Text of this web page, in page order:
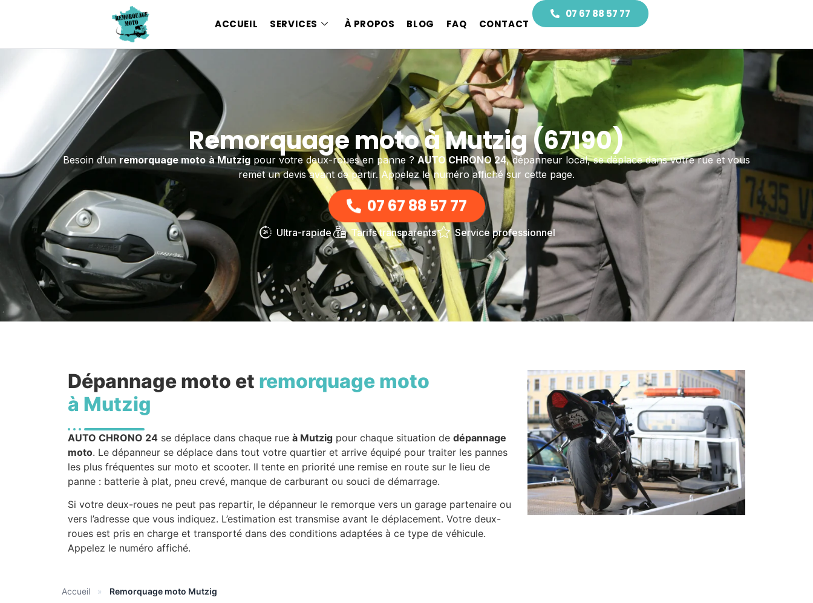
ACCUEIL SERVICES À PROPOS BLOG FAQ CONTACT
07 67 88 57 77
Remorquage moto à Mutzig (67190)
Besoin d’un remorquage moto à Mutzig pour votre deux-roues en panne ?AUTO CHRONO 24, dépanneur local, se déplace dans votre rue et vous
remet un devis avant de partir. Appelez le numéro affiché sur cette page.
07 67 88 57 77
Ultra-rapide Tarifs transparents Service professionnel
Dépannage moto et remorquage moto
à Mutzig
AUTO CHRONO 24 se déplace dans chaque rue à Mutzig pour chaque situation de dépannage
moto. Le dépanneur se déplace dans tout votre quartier et arrive équipé pour traiter les pannes
les plus fréquentes sur moto et scooter. Il tente en priorité une remise en route sur le lieu de
panne : batterie à plat, pneu crevé, manque de carburant ou souci de démarrage.
Si votre deux-roues ne peut pas repartir, le dépanneur le remorque vers un garage partenaire ou
vers l’adresse que vous indiquez. L’estimation est transmise avant le déplacement. Votre deux-
roues est pris en charge et transporté dans des conditions adaptées à ce type de véhicule.
Appelez le numéro affiché.
Accueil » Remorquage moto Mutzig